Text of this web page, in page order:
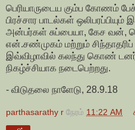
பெரியாருடைய கும்ப கோணம்
பிரச்சார பாடல்கள்
அன்பர்கள் சுப்பையா, கேச வன்,
என்.சண்முகம் மற்றும்
இவ்விழாவில் கலந்து கொண்
நிகழ்ச்சியாக நடைபெற்றது.
- விடுதலை நாளேடு, 28.9.18
parthasarathy r நேரம் 11:22 AM